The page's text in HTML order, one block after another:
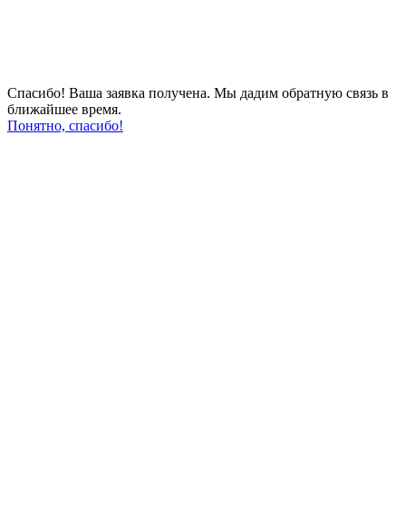
Спасибо! Ваша заявка получена. Мы дадим обратную связь в
ближайшее время.
Понятно, спасибо!